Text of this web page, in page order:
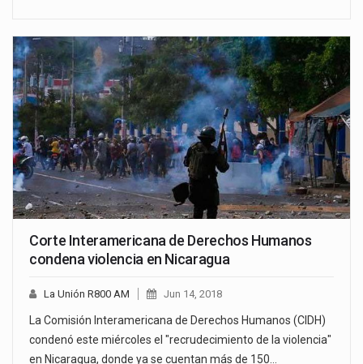
Corte Interamericana de Derechos Humanos
condena violencia en Nicaragua
La Unión R800 AM Jun 14, 2018
La Comisión Interamericana de Derechos Humanos (CIDH)
condenó este miércoles el "recrudecimiento de la violencia"
en Nicaragua, donde ya se cuentan más de 150…